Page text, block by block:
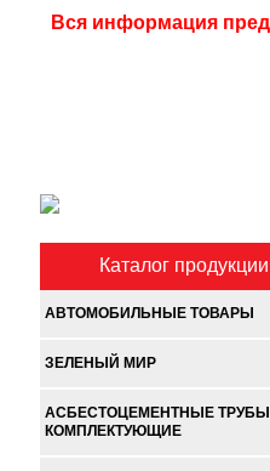
Вся информация
Каталог продукции
АВТОМОБИЛЬНЫЕ ТОВАРЫ
ЗЕЛЕНЫЙ МИР
АСБЕСТОЦЕМЕНТНЫЕ ТРУБЫ
КОМПЛЕКТУЮЩИЕ